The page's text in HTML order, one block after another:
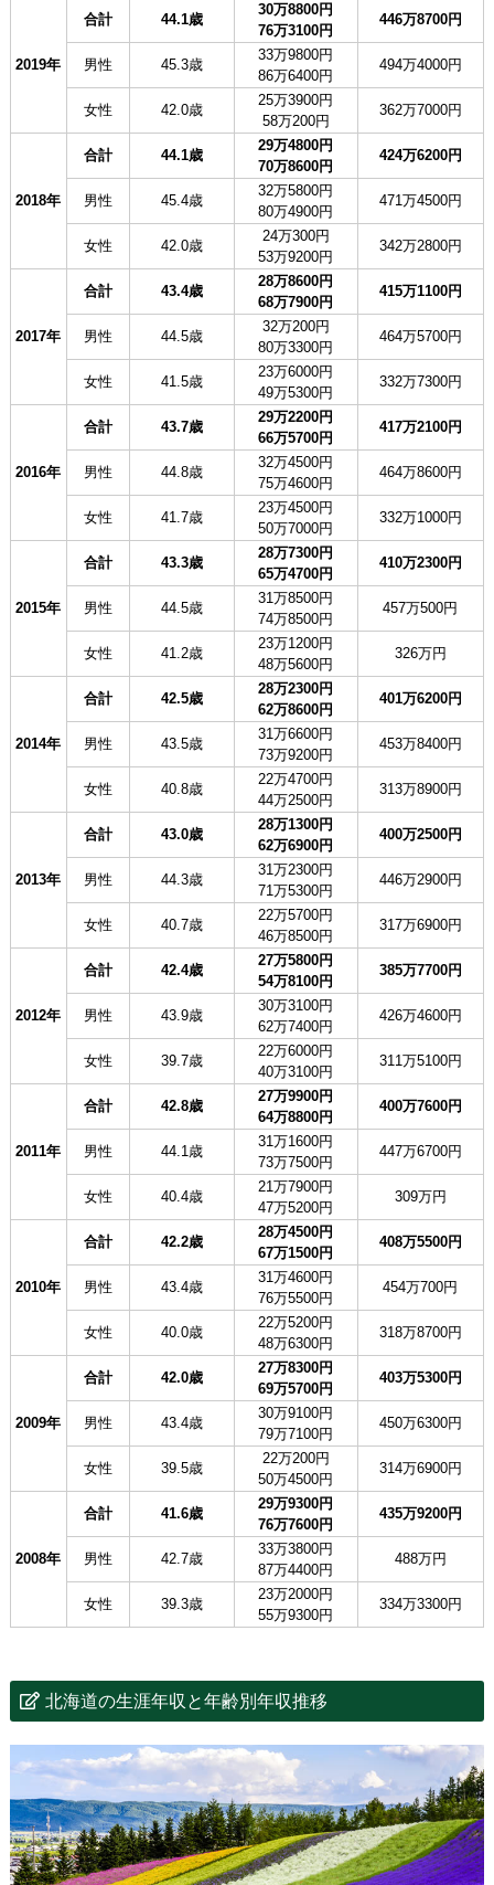
2019年
合計 44.1歳
30万8800円
76万3100円
446万8700円
男性 45.3歳
33万9800円
86万6400円
494万4000円
女性 42.0歳
25万3900円
58万200円
362万7000円
2018年
合計 44.1歳
29万4800円
70万8600円
424万6200円
男性 45.4歳
32万5800円
80万4900円
471万4500円
女性 42.0歳
24万300円
53万9200円
342万2800円
2017年
合計 43.4歳
28万8600円
68万7900円
415万1100円
男性 44.5歳
32万200円
80万3300円
464万5700円
女性 41.5歳
23万6000円
49万5300円
332万7300円
2016年
合計 43.7歳
29万2200円
66万5700円
417万2100円
男性 44.8歳
32万4500円
75万4600円
464万8600円
女性 41.7歳
23万4500円
50万7000円
332万1000円
2015年
合計 43.3歳
28万7300円
65万4700円
410万2300円
男性 44.5歳
31万8500円
74万8500円
457万500円
女性 41.2歳
23万1200円
48万5600円
326万円
2014年
合計 42.5歳
28万2300円
62万8600円
401万6200円
男性 43.5歳
31万6600円
73万9200円
453万8400円
女性 40.8歳
22万4700円
44万2500円
313万8900円
2013年
合計 43.0歳
28万1300円
62万6900円
400万2500円
男性 44.3歳
31万2300円
71万5300円
446万2900円
女性 40.7歳
22万5700円
46万8500円
317万6900円
2012年
合計 42.4歳
27万5800円
54万8100円
385万7700円
男性 43.9歳
30万3100円
62万7400円
426万4600円
女性 39.7歳
22万6000円
40万3100円
311万5100円
2011年
合計 42.8歳
27万9900円
64万8800円
400万7600円
男性 44.1歳
31万1600円
73万7500円
447万6700円
女性 40.4歳
21万7900円
47万5200円
309万円
2010年
合計 42.2歳
28万4500円
67万1500円
408万5500円
男性 43.4歳
31万4600円
76万5500円
454万700円
女性 40.0歳
22万5200円
48万6300円
318万8700円
2009年
合計 42.0歳
27万8300円
69万5700円
403万5300円
男性 43.4歳
30万9100円
79万7100円
450万6300円
女性 39.5歳
22万200円
50万4500円
314万6900円
2008年
合計 41.6歳
29万9300円
76万7600円
435万9200円
男性 42.7歳
33万3800円
87万4400円
488万円
女性 39.3歳
23万2000円
55万9300円
334万3300円
北海道の生涯年収と年齢別年収推移